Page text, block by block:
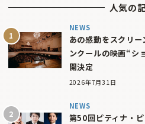
人気の
NEWS
あの感動をスクリ
ンクールの映画“シ
開決定
2026年7月31日
NEWS
第50回ピティナ・ピ